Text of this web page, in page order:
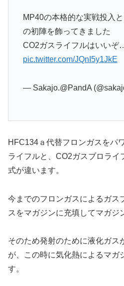
MP40の本格的な実戦投入
の初陣を飾ってきました
CO2ガスライフルはいいぞ
pic.twitter.com/JQnI5y1JkE
— Sakajo.@PandA
HFC134ａ代替フロンガスをパ
ライフルと、CO2ガスブロライ
式が違います。
今までのフロンガスによるガス
スをマガジンに充填してマガジ
そのため発射のために液化ガス
が、この時に気化熱によるマガ
す。